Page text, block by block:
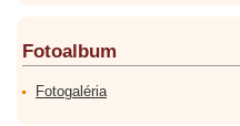
Fotoalbum
Fotogaléria